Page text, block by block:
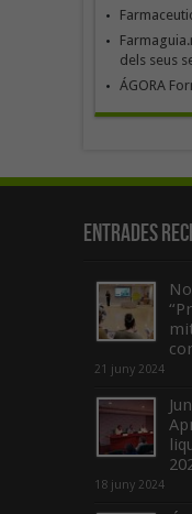
dels seus
ÁGORA
Entrades
21 juny 2024
18 juny 2024